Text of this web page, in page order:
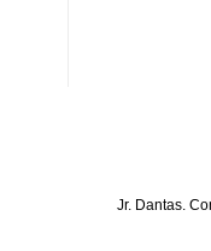
Jr. Dantas.